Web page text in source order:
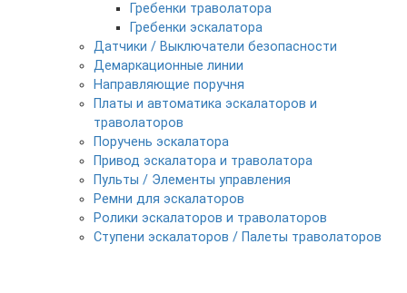
Гребенки траволатора
Гребенки эскалатора
Датчики / Выключатели безопасности
Демаркационные линии
Направляющие поручня
Платы и автоматика эскалаторов и
траволаторов
Поручень эскалатора
Привод эскалатора и траволатора
Пульты / Элементы управления
Ремни для эскалаторов
Ролики эскалаторов и траволаторов
Ступени эскалаторов / Палеты траволаторов